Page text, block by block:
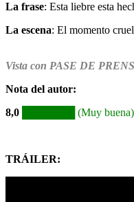
La frase: Esta liebre esta
La escena: El momento
Vista con PASE DE
Nota del autor:
8,0
(Muy buena)
TRÁILER: